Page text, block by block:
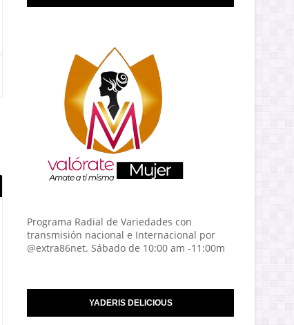
Programa Radial de Variedades con
transmisión nacional e Internacional por
@extra86net. Sábado de 10:00 am -11:00m
YADERIS DELICIOUS